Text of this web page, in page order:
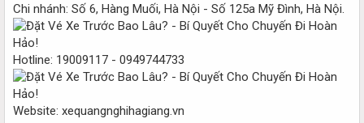
Chi nhánh: Số 6, Hàng Muối, Hà Nội - Số 125a Mỹ Đình, Hà Nội.
Hotline: 19009117 - 0949744733
Website: xequangnghihagiang.vn